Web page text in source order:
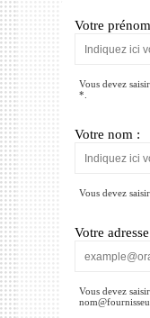
Votre
Vous devez
*.
Votre nom :
Vous devez
Votre
Vous devez